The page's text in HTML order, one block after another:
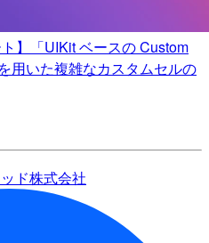
】「UIKit ベースの Custom
用いた複雑なカスタムセルの
ド株式会社